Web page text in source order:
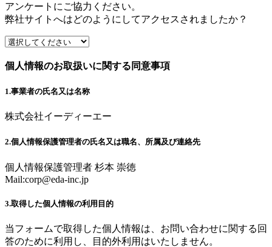
アンケートにご協力ください。
弊社サイトへはどのようにしてアクセスされましたか？
個人情報のお取扱いに関する同意事項
1.事業者の氏名又は名称
株式会社イーディーエー
2.個人情報保護管理者の氏名又は職名、所属及び連絡先
個人情報保護管理者 杉本 崇徳
Mail:corp@eda-inc.jp
3.取得した個人情報の利用目的
当フォームで取得した個人情報は、お問い合わせに関する回
答のために利用し、目的外利用はいたしません。